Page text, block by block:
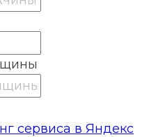
сервиса в Яндекс